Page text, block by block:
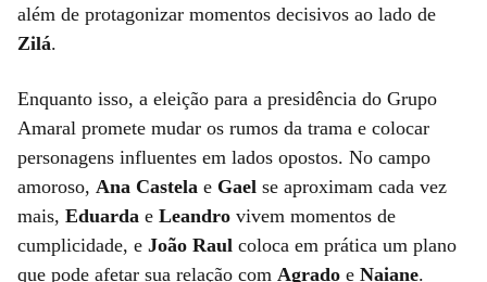
além de protagonizar momentos decisivos ao lado de
Zilá.
Enquanto isso, a eleição para a presidência do Grupo
Amaral promete mudar os rumos da trama e colocar
personagens influentes em lados opostos. No campo
amoroso, Ana Castela e Gael se aproximam cada vez
mais, Eduarda e Leandro vivem momentos de
cumplicidade, e João Raul coloca em prática um plano
que pode afetar sua relação com Agrado e Naiane.